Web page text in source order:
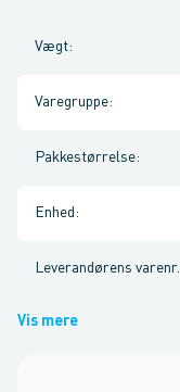
Vægt:
Varegruppe:
Pakkestørrelse:
Enhed :
Leverandørens varenr.
Vis mere